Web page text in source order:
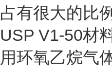
占有很大的比
USP V1-50材
用环氧乙烷气